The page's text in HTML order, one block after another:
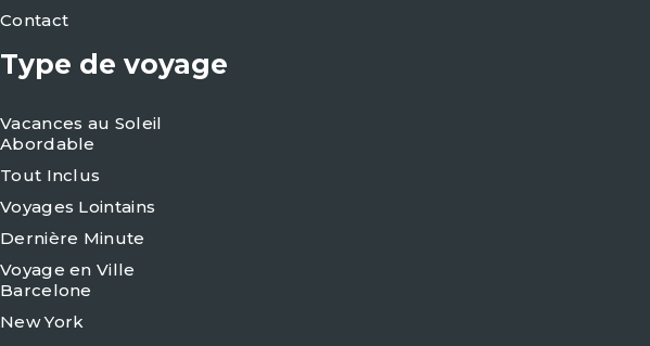
Contact
Type de voyage
Vacances au Soleil
Abordable
Tout Inclus
Voyages Lointains
Dernière Minute
Voyage en Ville
Barcelone
New York